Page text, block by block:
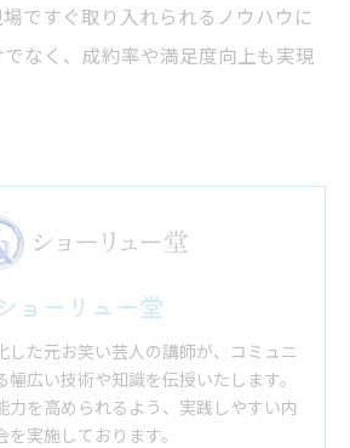
ですぐ取り入れられるノウハウに
なく、成約率や満足度向上も実現
ョーリュー堂
した元お笑い芸人の講師が、コミュニ
広い技術や知識を伝授いたします。
力を高められるよう、実践しやすい内
実施しております。